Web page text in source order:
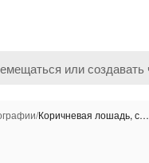
/Коричневая лошадь, с…